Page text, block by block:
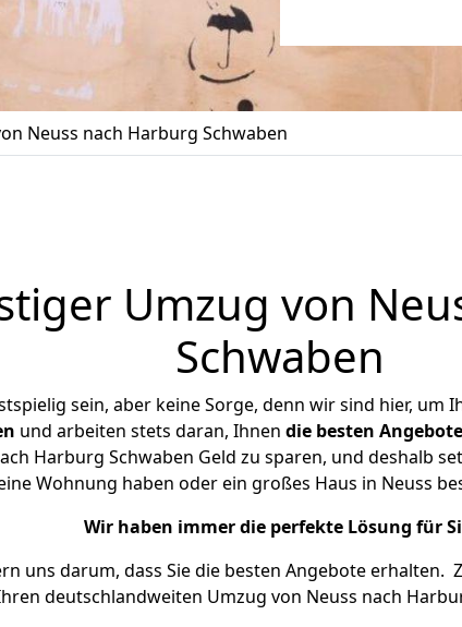
Neuss nach Harburg Schwaben
Umzug von
Schwaben
sein, aber keine Sorge, denn wir sind hier, um
und arbeiten stets daran, Ihnen die besten
Harburg Schwaben Geld zu sparen, und deshalb
Wohnung haben oder ein großes Haus in Neuss
Wir haben immer die perfekte Lösung für
uns darum, dass Sie die besten Angebote erhalten.
deutschlandweiten Umzug von Neuss nach